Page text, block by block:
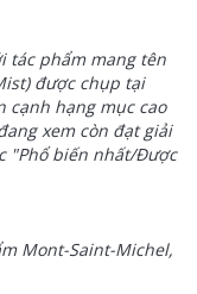
tác phẩm mang tên
được chụp tại
cạnh hạng mục cao
xem còn đạt giải
"Phổ biến nhất/Được
Mont-Saint-Michel,